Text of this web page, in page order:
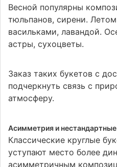
Весной популярны
тюльпанов, сирени.
васильками, лавандой.
астры, сухоцветы.
Заказ таких букетов с
подчеркнуть связь с
атмосферу.
Асимметрия и
Классические круглые
уступают место более
асимметричным